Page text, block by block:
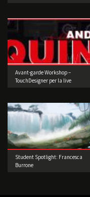
Avant-garde Workshop –
TouchDesigner per la live
Student Spotlight: Francesca
Burrone